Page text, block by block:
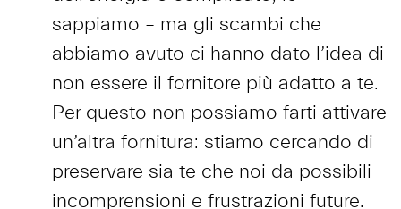
sappiamo – ma gli scambi che
abbiamo avuto ci hanno dato l’idea di
non essere il fornitore più adatto a te.
Per questo non possiamo farti attivare
un’altra fornitura: stiamo cercando di
preservare sia te che noi da possibili
incomprensioni e frustrazioni future.